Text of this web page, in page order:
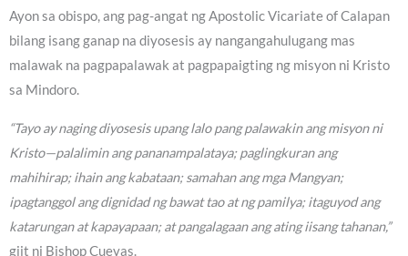
Ayon sa obispo, ang pag-angat ng Apostolic Vicariate of Calapan
bilang isang ganap na diyosesis ay nangangahulugang mas
malawak na pagpapalawak at pagpapaigting ng misyon ni Kristo
sa Mindoro.
“Tayo ay naging diyosesis upang lalo pang palawakin ang misyon ni
Kristo—palalimin ang pananampalataya; paglingkuran ang
mahihirap; ihain ang kabataan; samahan ang mga Mangyan;
ipagtanggol ang dignidad ng bawat tao at ng pamilya; itaguyod ang
katarungan at kapayapaan; at pangalagaan ang ating iisang tahanan,”
giit ni Bishop Cuevas.